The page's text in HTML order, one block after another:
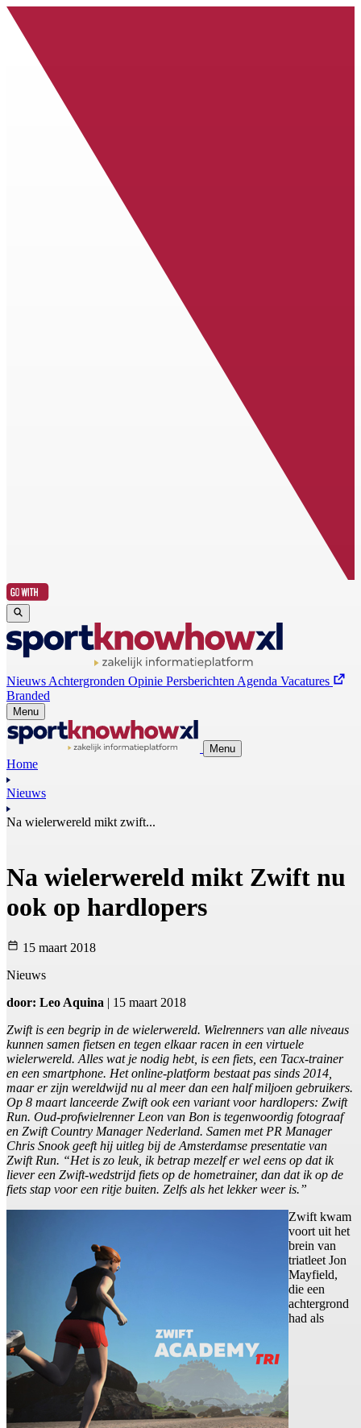
Nieuws Achtergronden Opinie Persberichten Agenda Vacatures
Branded
Menu
Menu
Home
Nieuws
Na wielerwereld mikt zwift...
Na wielerwereld mikt Zwift nu
ook op hardlopers
15 maart 2018
Nieuws
door: Leo Aquina | 15 maart 2018
Zwift is een begrip in de wielerwereld. Wielrenners van alle niveaus
kunnen samen fietsen en tegen elkaar racen in een virtuele
wielerwereld. Alles wat je nodig hebt, is een fiets, een Tacx-trainer
en een smartphone. Het online-platform bestaat pas sinds 2014,
maar er zijn wereldwijd nu al meer dan een half miljoen gebruikers.
Op 8 maart lanceerde Zwift ook een variant voor hardlopers: Zwift
Run. Oud-profwielrenner Leon van Bon is tegenwoordig fotograaf
en Zwift Country Manager Nederland. Samen met PR Manager
Chris Snook geeft hij uitleg bij de Amsterdamse presentatie van
Zwift Run. “Het is zo leuk, ik betrap mezelf er wel eens op dat ik
liever een Zwift-wedstrijd fiets op de hometrainer, dan dat ik op de
fiets stap voor een ritje buiten. Zelfs als het lekker weer is.”
Zwift kwam
voort uit het
brein van
triatleet Jon
Mayfield,
die een
achtergrond
had als